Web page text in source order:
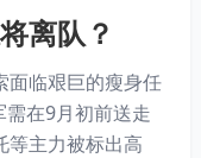
离队？
面临艰巨的瘦身任
在9月初前送走
等主力被标出高